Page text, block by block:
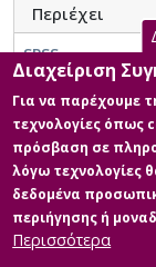
Περιέχει
SPSS
Εισαγωγή στον
και
Διαχείριση
Για να παρέχουμε
τεχνολογίες όπως
πρόσβαση σε
λόγω τεχνολογίες
δεδομένα
περιήγησης ή
Περισσότερα